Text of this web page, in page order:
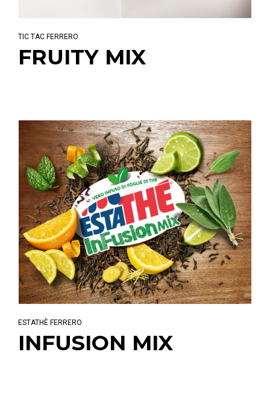
TIC TAC FERRERO
FRUITY MIX
ESTATHÈ FERRERO
INFUSION MIX